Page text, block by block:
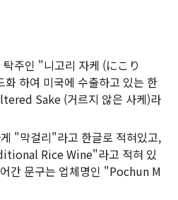
주인 "니고리 자케 (にこり
하여 미국에 수출하고 있는 한
Sake (거르지 않은 사케)라
"막걸리"라고 한글로 적혀있고,
Rice Wine"라고 적혀 있
간 문구는 업체명인 "Pochun M